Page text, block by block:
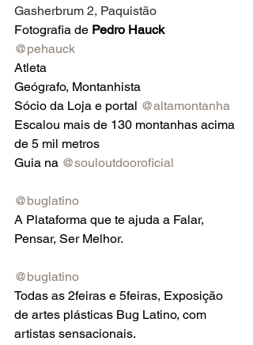
Gasherbrum 2, Paquistão
Fotografia de Pedro Hauck
@pehauck
Atleta
Geógrafo, Montanhista
Sócio da Loja e portal @altamontanha
Escalou mais de 130 montanhas acima
de 5 mil metros
Guia na @souloutdooroficial
@buglatino
A Plataforma que te ajuda a Falar,
Pensar, Ser Melhor.
@buglatino
Todas as 2feiras e 5feiras, Exposição
de artes plásticas Bug Latino, com
artistas sensacionais.